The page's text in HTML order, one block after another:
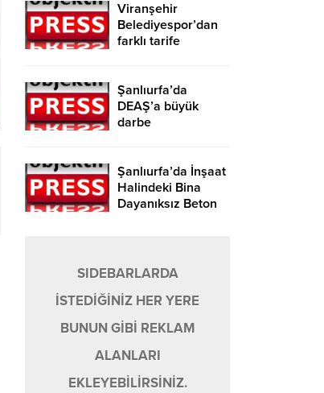
Viranşehir
Belediyespor’dan
farklı tarife
Şanlıurfa’da
DEAŞ’a büyük
darbe
Şanlıurfa’da İnşaat
Halindeki Bina
Dayanıksız Beton
SIDEBARLARDA
İSTEDİĞİNİZ HER YERE
BUNUN GİBİ REKLAM
ALANLARI
EKLEYEBİLİRSİNİZ.